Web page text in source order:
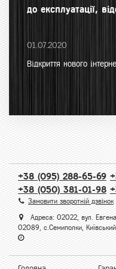
до експлуатації,
01.07.2020
Відкриття нового
+38 (095) 288-65-69
+38 (050) 381-01-98
Замовити зворотній дзвінок
Адреса: 02022, вул.
02089, с.Семиполки,